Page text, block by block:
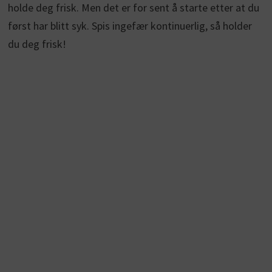
holde deg frisk. Men det er for sent å starte etter at du
først har blitt syk. Spis ingefær kontinuerlig, så holder
du deg frisk!